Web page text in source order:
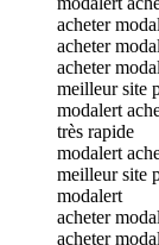
acheter
acheter
acheter
meilleur site
modalert
très rapide
modalert
meilleur site
modalert
acheter
acheter